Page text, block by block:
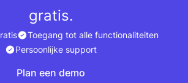
gratis.
Toegang tot alle functionaliteiten
Persoonlijke support
Plan een demo